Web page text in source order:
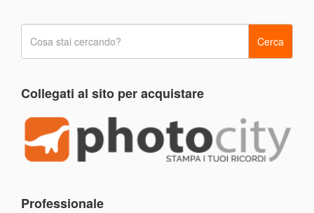
Collegati al sito per acquistare
Professionale